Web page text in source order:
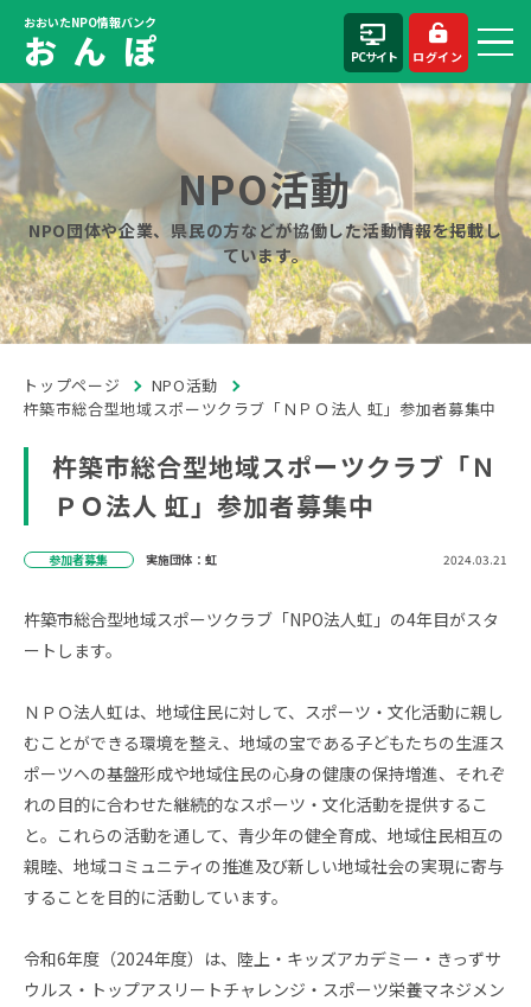
おおいたNPO情報バンク
お ん ぽ PCサイト ログイン
NPO活動
NPO団体や企業、県民の方などが協働した活動情報を掲載し
ています。
トップページ
NPO活動
杵築市総合型地域スポーツクラブ「ＮＰＯ法人 虹」参加者募集中
杵築市総合型地域スポーツクラブ「Ｎ
ＰＯ法人 虹」参加者募集中
参加者募集 実施団体：虹 2024.03.21
杵築市総合型地域スポーツクラブ「NPO法人虹」の4年目がスタ
ートします。
ＮＰＯ法人虹は、地域住民に対して、スポーツ・文化活動に親し
むことができる環境を整え、地域の宝である子どもたちの生涯ス
ポーツへの基盤形成や地域住民の心身の健康の保持増進、それぞ
れの目的に合わせた継続的なスポーツ・文化活動を提供するこ
と。これらの活動を通して、青少年の健全育成、地域住民相互の
親睦、地域コミュニティの推進及び新しい地域社会の実現に寄与
することを目的に活動しています。
令和6年度（2024年度）は、陸上・キッズアカデミー・きっずサ
ウルス・トップアスリートチャレンジ・スポーツ栄養マネジメン